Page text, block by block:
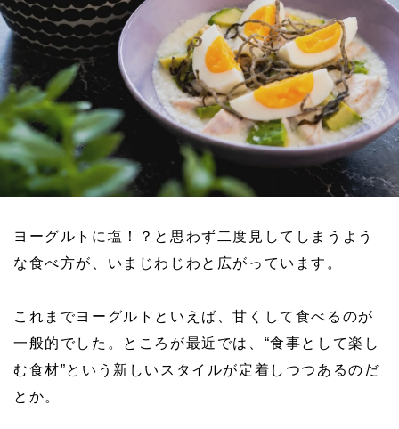
ヨーグルトに塩！？と思わず二度見してしまうよう
な食べ方が、いまじわじわと広がっています。
これまでヨーグルトといえば、甘くして食べるのが
一般的でした。ところが最近では、“食事として楽し
む食材”という新しいスタイルが定着しつつあるのだ
とか。